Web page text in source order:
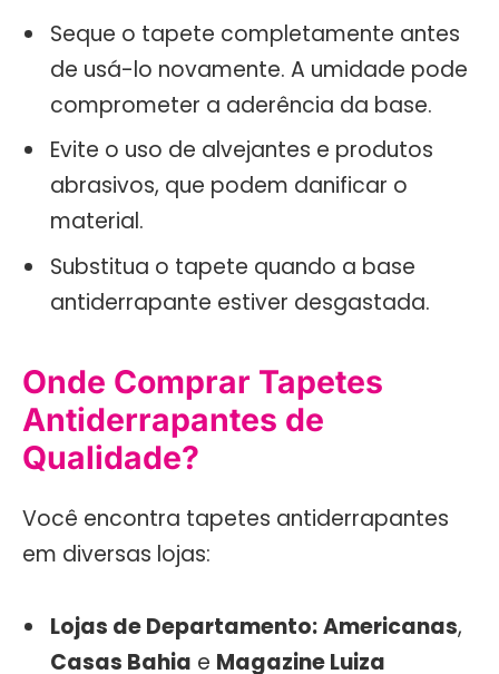
Seque o tapete completamente antes
de usá-lo novamente. A umidade pode
comprometer a aderência da base.
Evite o uso de alvejantes e produtos
abrasivos, que podem danificar o
material.
Substitua o tapete quando a base
antiderrapante estiver desgastada.
Onde Comprar Tapetes
Antiderrapantes de
Qualidade?
Você encontra tapetes antiderrapantes
em diversas lojas:
Lojas de Departamento:Americanas,
Casas Bahia e Magazine Luiza